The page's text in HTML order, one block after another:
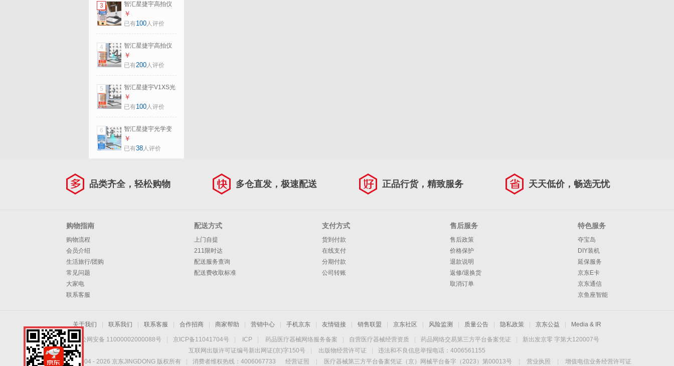
动对焦 L10 1000万
像素
3
智汇星捷宇高拍仪
L14扫描仪高速高清
1400万像素a3快速
文件拍摄仪 L14
1400万像素A3
￥
已有100人评价
4
智汇星捷宇高拍仪
展台教学V12视频
展台录课设备A3实
店长推荐
￥
已有200人评价
5
智汇星捷宇V1XS光
学变焦视频展台A3
书法教学实物投影
视投影自带LCD屏
￥
已有100人评价
6
智汇星捷宇光学变
焦直播视频微课展
台1300万像素A3扫
￥
已有38人评价
品类齐全，轻松购物 多仓直发，极速配送 正品行货，精致服务 天天低价，畅选无忧
购物指南
购物流程
会员介绍
生活旅行/团购
常见问题
大家电
联系客服
配送方式
上门自提
211限时达
配送服务查询
配送费收取标准
支付方式
货到付款
在线支付
分期付款
公司转账
售后服务
售后政策
价格保护
退款说明
返修/退换货
取消订单
特色服务
夺宝岛
DIY装机
延保服务
京东E卡
京东通信
京鱼座智能
关于我们 联系我们 联系客服 合作招商 商家帮助 营销中心 手机京东 友情链接 销售联盟 京东社区 风险监测 质量公告 隐私政策 京东公益 Media & IR
京公网安备 11000002000088号 京ICP备11041704号 ICP 药品医疗器械网络服务备案 自营医疗器械经营资质 药品网络交易第三方平台备案凭证
新出发京零 字第大120007号
互联网出版许可证编号新出网证(京)字150号
出版物经营许可证
违法和不良信息举报电话：4006561155
Copyright © 2004 - 2026 京东JINGDONG 版权所有 消费者维权热线：4006067733 经营证照 医疗器械第三方平台备案凭证（京）网械平台备字（2023）第00013号 营业执照 增值电信业务经营许可证